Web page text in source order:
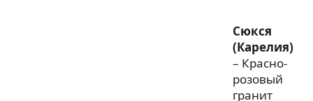
Сюкся
(Карелия)
– Красно-
розовый
гранит